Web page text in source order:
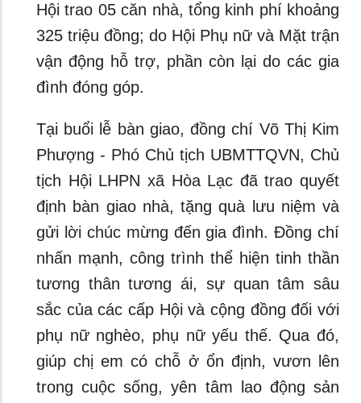
Hội trao 05 căn nhà, tổng kinh phí khoảng
325 triệu đồng; do Hội Phụ nữ và Mặt trận
vận động hỗ trợ, phần còn lại do các gia
đình đóng góp.
Tại buổi lễ bàn giao, đồng chí Võ Thị Kim
Phượng - Phó Chủ tịch UBMTTQVN, Chủ
tịch Hội LHPN xã Hòa Lạc đã trao quyết
định bàn giao nhà, tặng quà lưu niệm và
gửi lời chúc mừng đến gia đình. Đồng chí
nhấn mạnh, công trình thể hiện tinh thần
tương thân tương ái, sự quan tâm sâu
sắc của các cấp Hội và cộng đồng đối với
phụ nữ nghèo, phụ nữ yếu thế. Qua đó,
giúp chị em có chỗ ở ổn định, vươn lên
trong cuộc sống, yên tâm lao động sản